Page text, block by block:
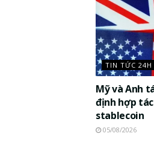
TIN TỨC 24H
Mỹ và Anh
định hợp
stablecoin
05/08/2026